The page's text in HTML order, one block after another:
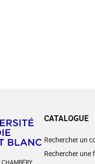
CATALOGUE
Rechercher un
Rechercher une